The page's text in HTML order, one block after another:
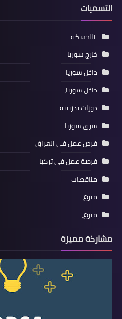
التسميات
#الحسكة
خارج سوريا
داخل سوريا
داخل سوريا،
دورات تدريبية
شرق سوريا
فرص عمل في العراق
فرصة عمل في تركيا
مناقصات
منوع
منوع،
مشاركة مميزة